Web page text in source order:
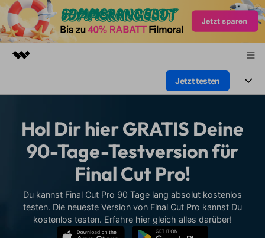
Dienstprogramme
Überblick
Lösungen
Shop
Jetzt testen
Plattformen
Funktionen
Audio
Text
Soziale Medien
Marketing & Business
Ressourcen
Hilfe-Center
Hol Dir hier GRATIS Deine
90-Tage-Testversion für
Final Cut Pro!
Du kannst Final Cut Pro 90 Tage lang absolut kostenlos
testen. Die neueste Version von Final Cut Pro kannst Du
kostenlos testen. Erfahre hier gleich alles darüber!